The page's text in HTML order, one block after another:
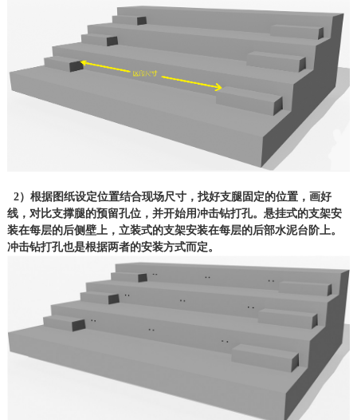
2）根据图纸设定位置结合现场尺寸，找好支腿固定的位置，画好
线，对比支撑腿的预留孔位，并开始用冲击钻打孔。悬挂式的支架安
装在每层的后侧壁上，立装式的支架安装在每层的后部水泥台阶上。
冲击钻打孔也是根据两者的安装方式而定。